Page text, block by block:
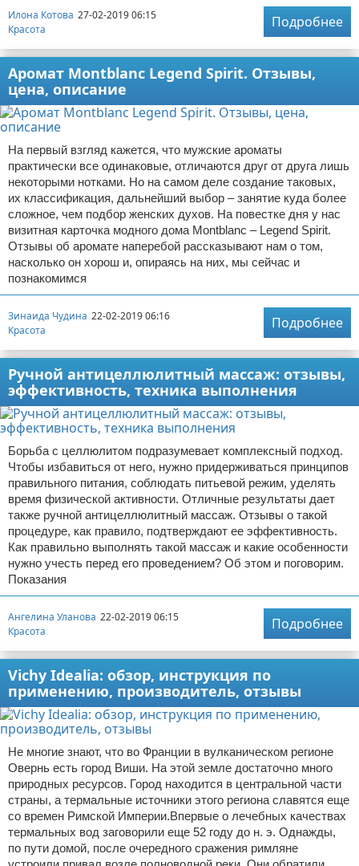
Илона Котова 27-02-2019 06:15
Красота
Подробнее
Аромат Montblanc Legend Spirit. Отзывы,
цена, описание
На первый взгляд кажется, что мужские ароматы
практически все одинаковые, отличаются друг от друга лишь
некоторыми нотками. Но на самом деле создание таковых,
их классификация, дальнейший выбор – занятие куда более
сложное, чем подбор женских духов. На повестке дня у нас
визитная карточка модного дома Montblanc – Legend Spirit.
Отзывы об аромате наперебой рассказывают нам о том,
насколько он хорош и, опираясь на них, мы сейчас и
познакомимся
Зинаида Чудина 22-02-2019 06:16
Красота
Подробнее
Ручной антицеллюлитный массаж: отзывы,
эффективность, техника выполнения
Борьба с целлюлитом подразумевает комплексный подход.
Чтобы избавиться от него, нужно придерживаться принципов
правильного питания, соблюдать питьевой режим, уделять
время физической активности. Отличные результаты дает
также ручной антицеллюлитный массаж. Отзывы о такой
процедуре, как правило, подтверждают ее эффективность.
Как правильно выполнять такой массаж и какие особенности
нужно учесть перед его проведением? Об этом и поговорим.
Показания
Ангелина Уланова 22-02-2019 06:15
Красота
Подробнее
Vichy Idealia: обзор, инструкция по
применению, производитель, отзывы
Не многие знают, что во Франции в вулканическом регионе
Овернь есть город Виши. На этой земле достаточно много
природных ресурсов. Город находится в центральной части
страны, а термальные источники этого региона славятся еще
со времен Римской Империи.Впервые о лечебных качествах
термальных вод заговорили еще 52 году до н. э. Однажды,
по пути домой, после очередного сражения римляне